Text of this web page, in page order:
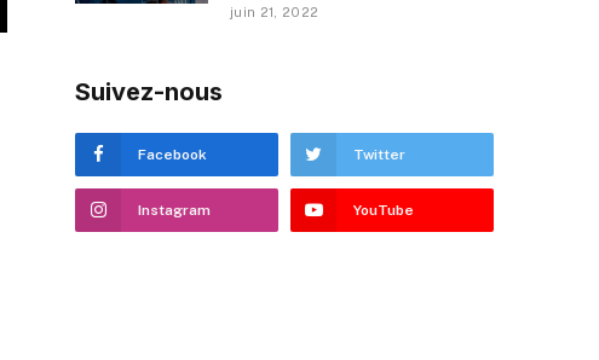
juin 21, 2022
Suivez-nous
Facebook Twitter
Instagram YouTube